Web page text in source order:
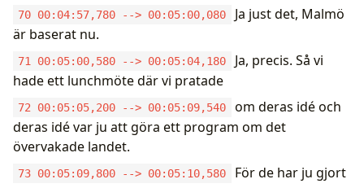
70 00:04:57,780 --> 00:05:00,080
Ja just det, Malmö
är baserat nu.
71 00:05:00,580 --> 00:05:04,180
Ja, precis. Så vi
hade ett lunchmöte där vi pratade
72 00:05:05,200 --> 00:05:09,540
om deras idé och
deras idé var ju att göra ett program om det
övervakade landet.
73 00:05:09,800 --> 00:05:10,580 För de har ju gjort